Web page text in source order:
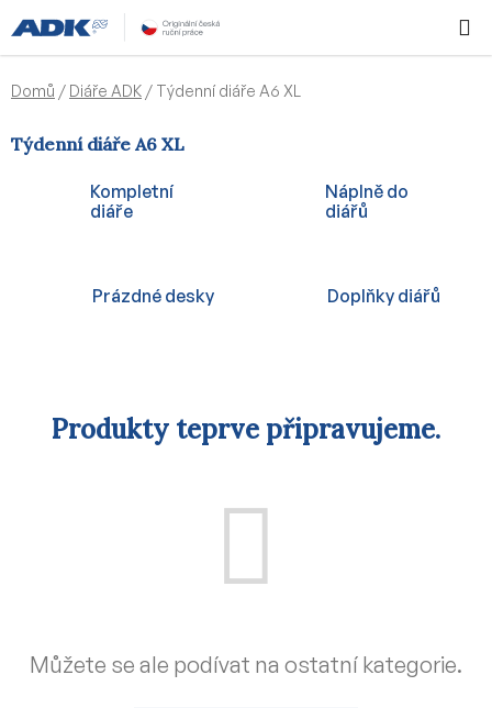
na
obsah
KOŠÍK
Domů / Diáře ADK / Týdenní diáře A6 XL
Týdenní diáře A6 XL
Kompletní
diáře
Náplně do
diářů
Prázdné desky Doplňky diářů
Produkty teprve připravujeme.
Můžete se ale podívat na ostatní kategorie.